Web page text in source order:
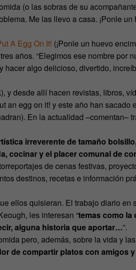
(o las sobras de su
Me las llevo a casa. ¡Ponle un
A Egg On It! (¡Ponle un huevo
años. “Elegimos ese nombre por
hacer algo delicioso, divertido,
y desde allí hacen revistas, libros,
an egg on it! y este año han sacado
En la actualidad –comentan–
irreverente de tamaño
cocinar y el placer comunal de
de cenas festivas,
destinos, recetas e información
ellos quisieran. El trabajo diario en
les interesan “temas como la
alguna historia que aportar…”.
pero, además, sobre la vida y las
de compartir platos con amigos